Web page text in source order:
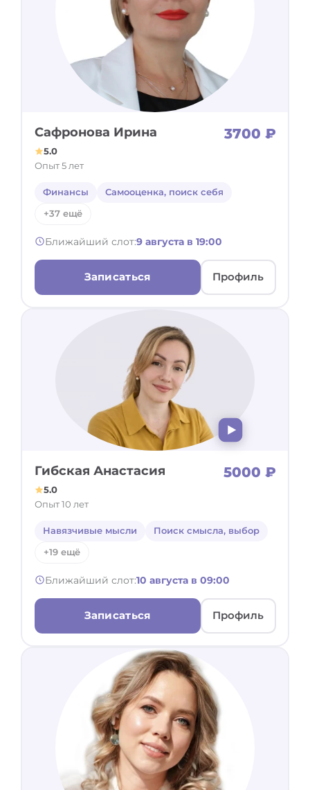
Сафронова Ирина 3700 ₽
5.0
Опыт 5 лет
Финансы Самооценка, поиск себя
+37 ещё
Ближайший слот:9 августа в 19:00
Записаться Профиль
Гибская Анастасия 5000 ₽
5.0
Опыт 10 лет
Навязчивые мысли Поиск смысла, выбор
+19 ещё
Ближайший слот:10 августа в 09:00
Записаться Профиль